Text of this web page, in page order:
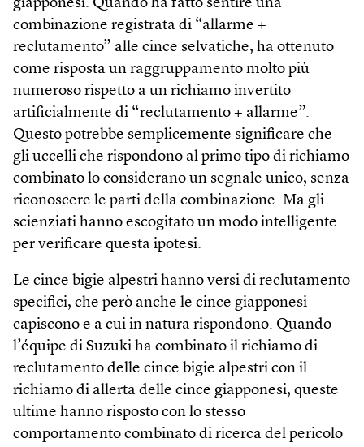
giapponesi. Quando ha fatto sentire una
combinazione registrata di “allarme +
reclutamento” alle cince selvatiche, ha ottenuto
come risposta un raggruppamento molto più
numeroso rispetto a un richiamo invertito
artificialmente di “reclutamento + allarme”.
Questo potrebbe semplicemente significare che
gli uccelli che rispondono al primo tipo di richiamo
combinato lo considerano un segnale unico, senza
riconoscere le parti della combinazione. Ma gli
scienziati hanno escogitato un modo intelligente
per verificare questa ipotesi.
Le cince bigie alpestri hanno versi di reclutamento
specifici, che però anche le cince giapponesi
capiscono e a cui in natura rispondono. Quando
l’équipe di Suzuki ha combinato il richiamo di
reclutamento delle cince bigie alpestri con il
richiamo di allerta delle cince giapponesi, queste
ultime hanno risposto con lo stesso
comportamento combinato di ricerca del pericolo